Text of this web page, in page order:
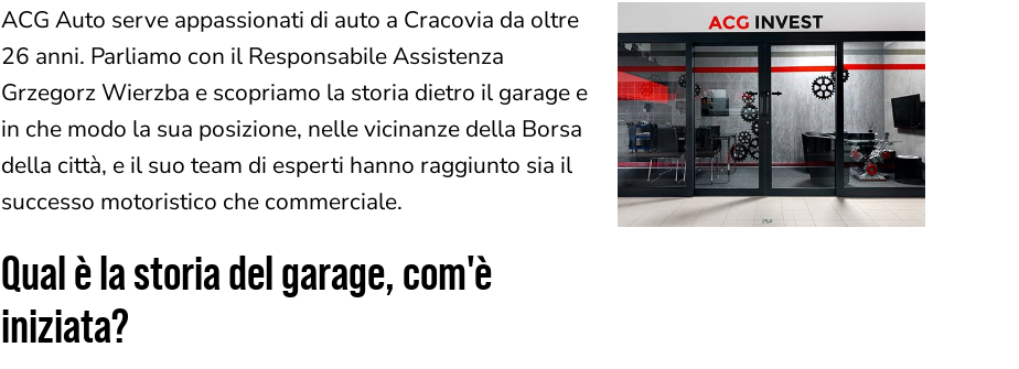
ACG Auto serve appassionati di auto a Cracovia da oltre
26 anni. Parliamo con il Responsabile Assistenza
Grzegorz Wierzba e scopriamo la storia dietro il garage e
in che modo la sua posizione, nelle vicinanze della Borsa
della città, e il suo team di esperti hanno raggiunto sia il
successo motoristico che commerciale.
Qual è la storia del garage, com'è
iniziata?